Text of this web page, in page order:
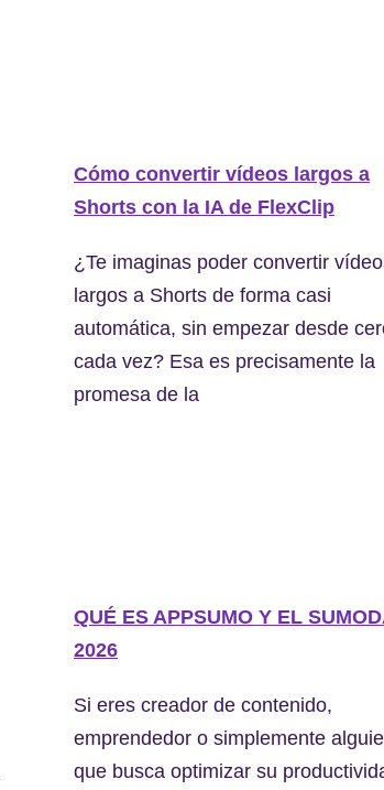
Cómo convertir vídeos largos a
Shorts con la IA de FlexClip
¿Te imaginas poder convertir
largos a Shorts de forma casi
automática, sin empezar desde
cada vez? Esa es precisamente la
promesa de la
QUÉ ES APPSUMO Y EL
2026
Si eres creador de contenido,
emprendedor o simplemente
que busca optimizar su